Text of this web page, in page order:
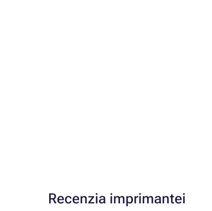
Recenzia imprimantei